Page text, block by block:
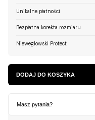
Unikalne płatności
Bezpłatna korekta rozmiaru
Nieweglowski Protect
DODAJ DO KOSZYKA
Masz pytania?